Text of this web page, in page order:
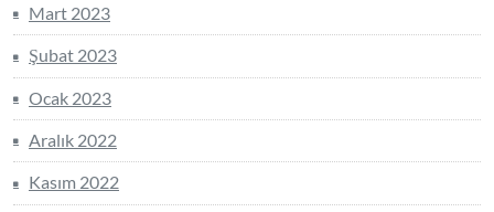
Mart 2023
Şubat 2023
Ocak 2023
Aralık 2022
Kasım 2022